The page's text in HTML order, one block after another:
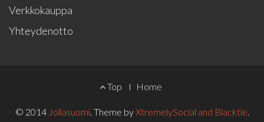
Verkkokauppa
Yhteydenotto
Top Home
© 2014 Jollasuomi. Theme byXtremelySocial and Blacktie.